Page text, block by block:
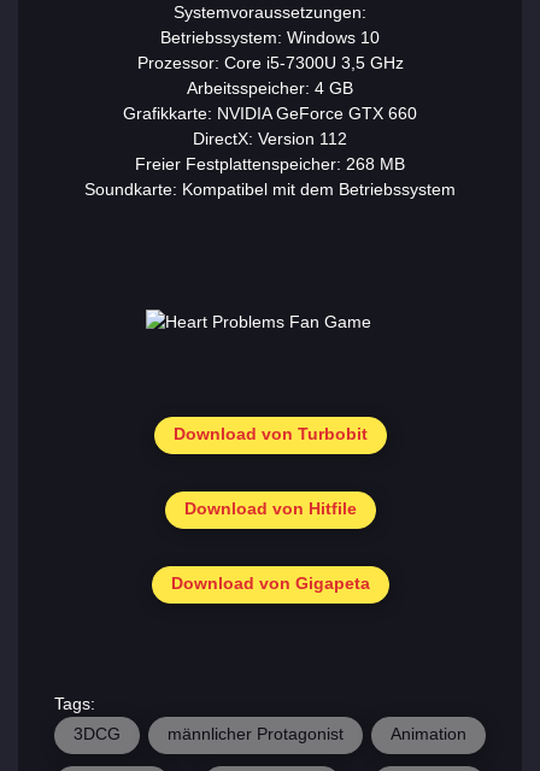
Systemvoraussetzungen:
Betriebssystem: Windows 10
Prozessor: Core i5-7300U 3,5 GHz
Arbeitsspeicher: 4 GB
Grafikkarte: NVIDIA GeForce GTX 660
DirectX: Version 112
Freier Festplattenspeicher: 268 MB
Soundkarte: Kompatibel mit dem Betriebssystem
Download von Turbobit
Download von Hitfile
Download von Gigapeta
Tags:
3DCG
männlicher Protagonist Animation